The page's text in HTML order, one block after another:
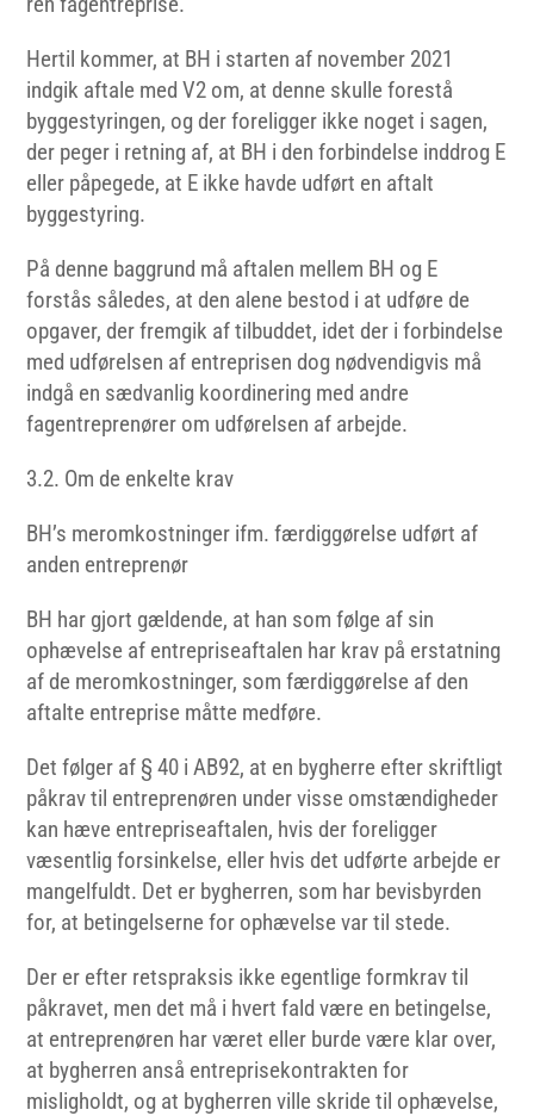
Hertil kommer, at BH i starten af november 2021
indgik aftale med V2 om, at denne skulle forestå
byggestyringen, og der foreligger ikke noget i sagen,
der peger i retning af, at BH i den forbindelse inddrog E
eller påpegede, at E ikke havde udført en aftalt
byggestyring.
På denne baggrund må aftalen mellem BH og E
forstås således, at den alene bestod i at udføre de
opgaver, der fremgik af tilbuddet, idet der i forbindelse
med udførelsen af entreprisen dog nødvendigvis må
indgå en sædvanlig koordinering med andre
fagentreprenører om udførelsen af arbejde.
3.2. Om de enkelte krav
BH’s meromkostninger ifm. færdiggørelse udført af
anden entreprenør
BH har gjort gældende, at han som følge af sin
ophævelse af entrepriseaftalen har krav på erstatning
af de meromkostninger, som færdiggørelse af den
aftalte entreprise måtte medføre.
Det følger af § 40 i AB92, at en bygherre efter skriftligt
påkrav til entreprenøren under visse omstændigheder
kan hæve entrepriseaftalen, hvis der foreligger
væsentlig forsinkelse, eller hvis det udførte arbejde er
mangelfuldt. Det er bygherren, som har bevisbyrden
for, at betingelserne for ophævelse var til stede.
Der er efter retspraksis ikke egentlige formkrav til
påkravet, men det må i hvert fald være en betingelse,
at entreprenøren har været eller burde være klar over,
at bygherren anså entreprisekontrakten for
misligholdt, og at bygherren ville skride til ophævelse,